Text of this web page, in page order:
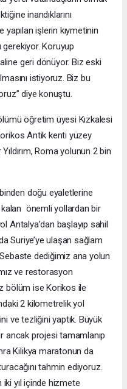
inandıklarını
yapılan işlerin kıymetinin
gerekiyor. Koruyup
geri dönüyor. Biz eski
istiyoruz. Biz bu
diye konuştu.
öğretim üyesi Kızkalesi
Antik kenti yüzey
Roma yolunun 2 bin
doğu eyaletlerine
önemli yollardan bir
Antalya’dan başlayıp sahil
Suriye’ye ulaşan sağlam
dediğimiz ana yolun
ve restorasyon
bölüm ise Korikos ile
2 kilometrelik yol
ve tezliğini yaptık. Büyük
ancak projesi tamamlanıp
Kilikya maratonun da
tahmin ediyoruz.
yıl içinde hizmete